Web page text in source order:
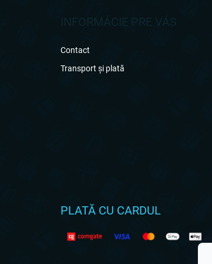
INFORMÁCIE PRE VÁS
Contact
Transport și plată
PLATĂ CU CARDUL